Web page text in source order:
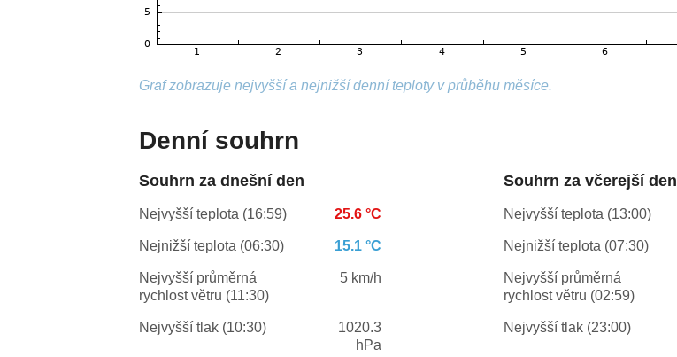
Graf zobrazuje nejvyšší a nejnižší denní teploty v průběhu měsíce.
Denní souhrn
Souhrn za dnešní den
Nejvyšší teplota (16:59) 25.6 °C
Nejnižší teplota (06:30) 15.1 °C
Nejvyšší průměrná
rychlost větru (11:30)
5 km/h
Nejvyšší tlak (10:30)
1020.3
hPa
Souhrn za včerejší den
Nejvyšší teplota (13:00)
Nejnižší teplota (07:30)
Nejvyšší průměrná
rychlost větru (02:59)
Nejvyšší tlak (23:00)